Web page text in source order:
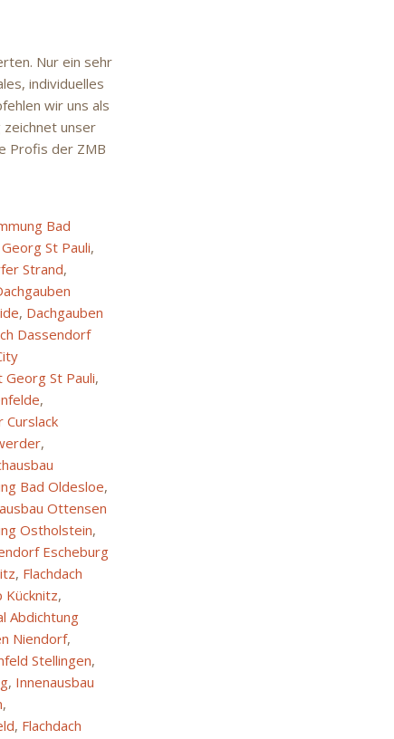
Nur ein sehr
individuelles
wir uns als
zeichnet unser
Profis der ZMB
Bad
St Pauli,
Strand,
, Dachgauben
Dassendorf
Georg St Pauli,
,
Curslack
,
Bad Oldesloe,
Ottensen
Ostholstein,
Escheburg
, Flachdach
Kücknitz,
Abdichtung
Niendorf,
Stellingen,
, Innenausbau
,
, Flachdach